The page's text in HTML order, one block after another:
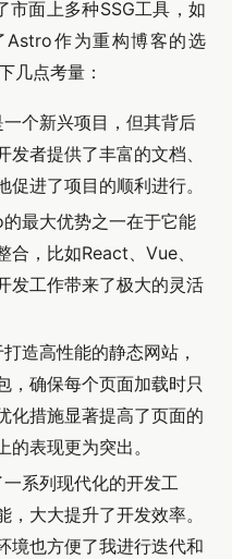
市面上多种SSG工具，如
作为重构博客的选
几点考量：
个新兴项目，但其背后
者提供了丰富的文档、
进了项目的顺利进行。
最大优势之一在于它能
，比如React、Vue、
发工作带来了极大的灵活
造高性能的静态网站，
，确保每个页面加载时只
化措施显著提高了页面的
表现更为突出。
系列现代化的开发工
大大提升了开发效率。
境也方便了我进行迭代和